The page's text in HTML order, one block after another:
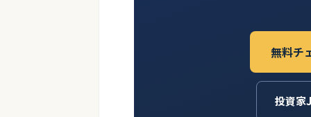
無料チ
投資家